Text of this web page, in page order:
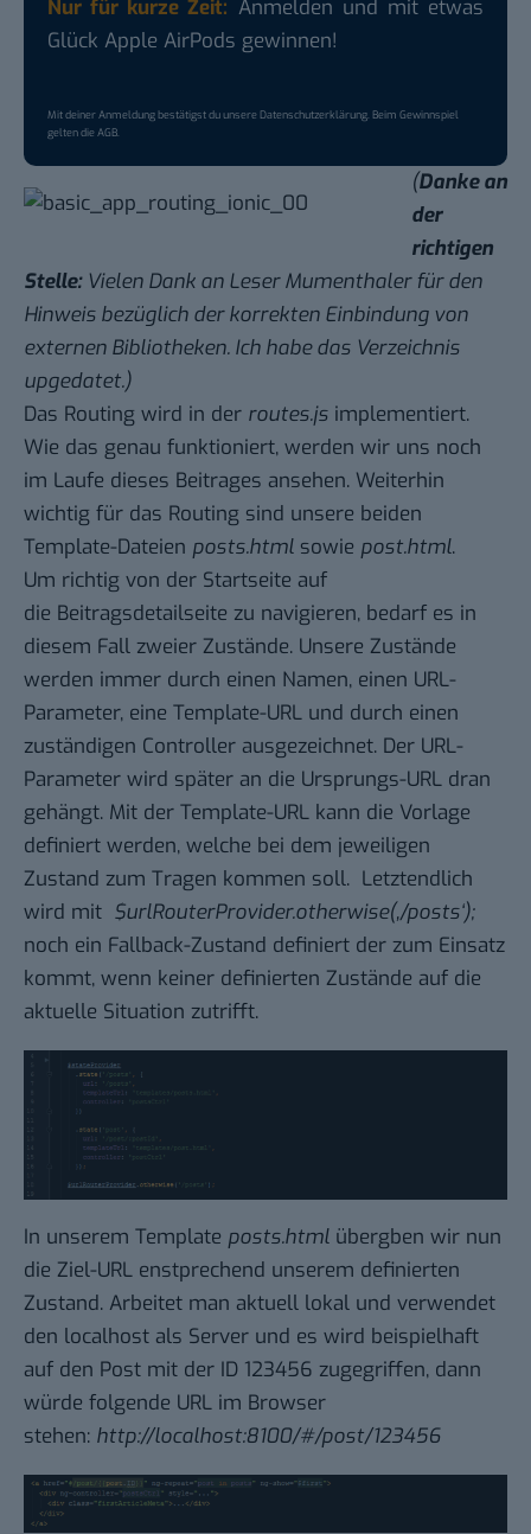
Nur für kurze Zeit: Anmelden und mit etwas
Glück Apple AirPods gewinnen!
Mit deiner Anmeldung bestätigst du unsereDatenschutzerklärung. Beim Gewinnspiel
gelten dieAGB.
(Danke an
der
richtigen
Stelle: Vielen Dank an Leser Mumenthaler für den
Hinweis bezüglich der korrekten Einbindung von
externen Bibliotheken. Ich habe das Verzeichnis
upgedatet.)
Das Routing wird in der routes.js implementiert.
Wie das genau funktioniert, werden wir uns noch
im Laufe dieses Beitrages ansehen. Weiterhin
wichtig für das Routing sind unsere beiden
Template-Dateien posts.html sowie post.html.
Um richtig von der Startseite auf
die Beitragsdetailseite zu navigieren, bedarf es in
diesem Fall zweier Zustände. Unsere Zustände
werden immer durch einen Namen, einen URL-
Parameter, eine Template-URL und durch einen
zuständigen Controller ausgezeichnet. Der URL-
Parameter wird später an die Ursprungs-URL dran
gehängt. Mit der Template-URL kann die Vorlage
definiert werden, welche bei dem jeweiligen
Zustand zum Tragen kommen soll. Letztendlich
wird mit $urlRouterProvider.otherwise(‚/posts‘);
noch ein Fallback-Zustand definiert der zum Einsatz
kommt, wenn keiner definierten Zustände auf die
aktuelle Situation zutrifft.
In unserem Template posts.html übergben wir nun
die Ziel-URL enstprechend unserem definierten
Zustand. Arbeitet man aktuell lokal und verwendet
den localhost als Server und es wird beispielhaft
auf den Post mit der ID 123456 zugegriffen, dann
würde folgende URL im Browser
stehen: http://localhost:8100/#/post/123456